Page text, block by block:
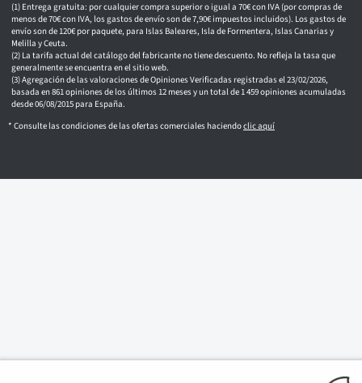
o
Entrega gratuita: por cualquier compra superior o igual a 70€ con IVA (por compras de
menos de 70€ con IVA, los gastos de envío son de 7,90€ impuestos incluidos). Los gastos de
envío son de 120€ por paquete, para Islas Baleares, Isla de Formentera, Islas Canarias y
Melilla y Ceuta.
La tarifa actual del catálogo del fabricante no tiene descuento. No refleja la tasa que
generalmente se encuentra en el sitio web.
Agregación de las valoraciones de Opiniones Verificadas registradas el 23/02/2026,
basada en 861 opiniones de los últimos 12 meses y un total de 1 459 opiniones acumuladas
desde 06/08/2015 para España.
* Consulte las condiciones de las ofertas comerciales haciendoclic aquí